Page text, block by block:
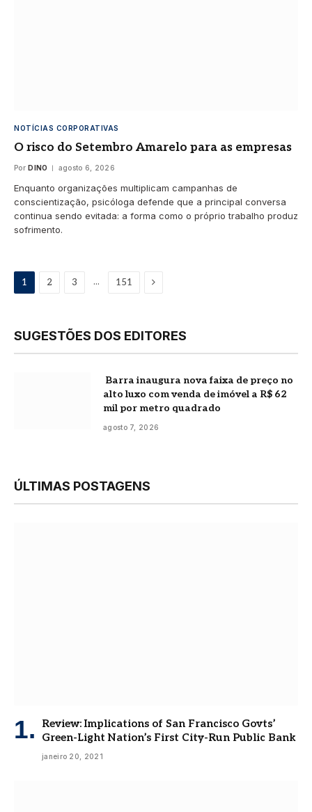
NOTÍCIAS CORPORATIVAS
O risco do Setembro Amarelo para as empresas
Por DINO agosto 6, 2026
Enquanto organizações multiplicam campanhas de
conscientização, psicóloga defende que a principal conversa
continua sendo evitada: a forma como o próprio trabalho produz
sofrimento.
1 2 3 ... 151 Proximo
SUGESTÕES DOS EDITORES
Barra inaugura nova faixa de preço no
alto luxo com venda de imóvel a R$ 62
mil por metro quadrado
agosto 7, 2026
ÚLTIMAS POSTAGENS
Review: Implications of San Francisco Govts’
Green-Light Nation’s First City-Run Public Bank
janeiro 20, 2021